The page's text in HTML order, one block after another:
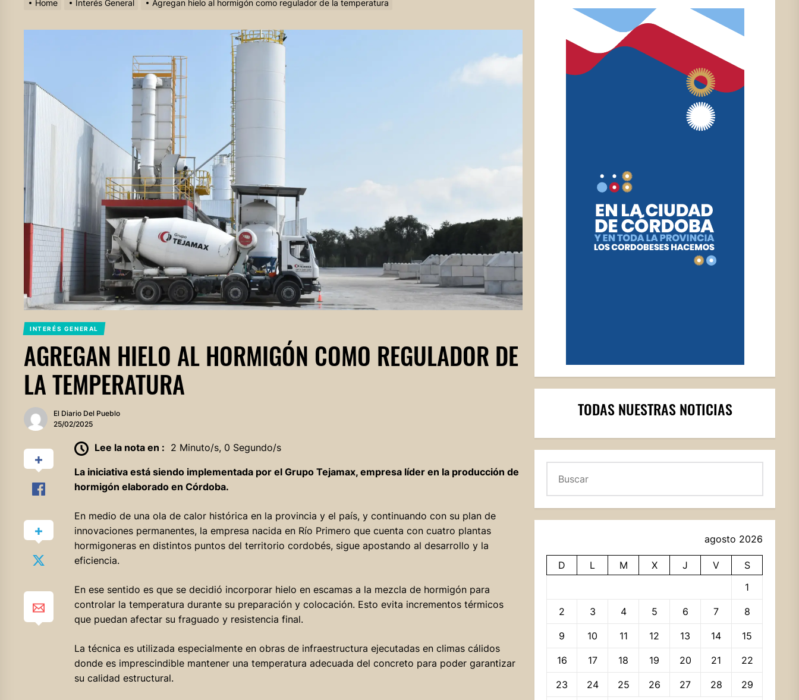
Home Interés General Agregan hielo al hormigón como regulador de la temperatura
INTERÉS GENERAL
AGREGAN HIELO AL HORMIGÓN COMO REGULADOR DE
LA TEMPERATURA
El Diario Del Pueblo
25/02/2025
Lee la nota en : 2 Minuto/s, 0 Segundo/s
La iniciativa está siendo implementada por el Grupo Tejamax, empresa líder en la producción de
hormigón elaborado en Córdoba.
En medio de una ola de calor histórica en la provincia y el país, y continuando con su plan de
innovaciones permanentes, la empresa nacida en Río Primero que cuenta con cuatro plantas
hormigoneras en distintos puntos del territorio cordobés, sigue apostando al desarrollo y la
eficiencia.
En ese sentido es que se decidió incorporar hielo en escamas a la mezcla de hormigón para
controlar la temperatura durante su preparación y colocación. Esto evita incrementos térmicos
que puedan afectar su fraguado y resistencia final.
La técnica es utilizada especialmente en obras de infraestructura ejecutadas en climas cálidos
donde es imprescindible mantener una temperatura adecuada del concreto para poder garantizar
su calidad estructural.
TODAS NUESTRAS NOTICIAS
agosto 2026
D L M X J V
S
1
2 3 4 5 6 7 8
9 10 11 12 13 14 15
16 17 18 19 20 21 22
23 24 25 26 27 28 29